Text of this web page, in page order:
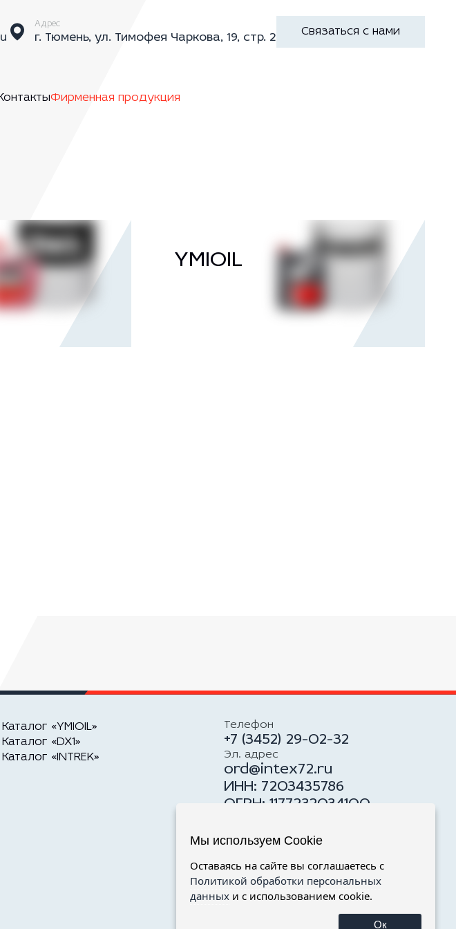
Адрес
г. Тюмень, ул. Тимофея Чаркова, 19, стр. 2 Связаться с нами
Фирменная продукция
YMIOIL
Каталог «YMIOIL»
Каталог «DX1»
Каталог «INTREK»
Телефон
+7 (3452) 29-02-32
Эл. адрес
ord@intex72.ru
ИНН: 7203435786
ОГРН: 1177232034100
625059, Российская
Федерация, г. Тюмень, ул.
Тимофея Чаркова, 19, стр. 2
Написать нам
Мы используем Cookie
Оставаясь на сайте вы соглашаетесь с
Политикой обработки персональных
данных и с использованием cookie.
Ок